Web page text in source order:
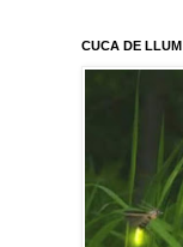
CUCA DE LLUM